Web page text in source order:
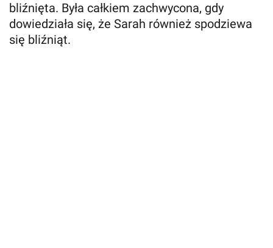
bliźnięta. Była całkiem zachwycona, gdy
dowiedziała się, że Sarah również spodziewa
się bliźniąt.